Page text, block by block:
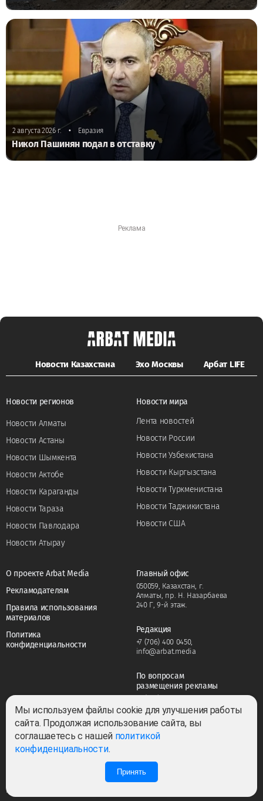
2 августа 2026 г. • Евразия
Никол Пашинян подал в отставку
Новости Казахстана Эхо Москвы Арбат LIFE
Новости регионов
Новости Алматы
Новости Астаны
Новости Шымкента
Новости Актобе
Новости Караганды
Новости Тараза
Новости Павлодара
Новости Атырау
Новости мира
Лента новостей
Новости России
Новости Узбекистана
Новости Кыргызстана
Новости Туркменистана
Новости Таджикистана
Новости США
О проекте Arbat Media
Рекламодателям
Правила использования
материалов
Политика
конфиденциальности
Главный офис
050059, Казахстан, г.
Алматы, пр. Н. Назарбаева
240 Г, 9-й этаж.
Редакция
+7 (706) 400 0450,
info@arbat.media
По вопросам
размещения рекламы
adv@arbat.media
Все права защищены ©2022-2026. Собственник — ТОО «ARBAT MEDIA
HOLDING». Cвидетельство СМИ №KZ23VPY00045884 от 11.02.2022
Мы используем файлы cookie для улучшения работы
сайта. Продолжая использование сайта, вы
соглашаетесь с нашей политикой
конфиденциальности.
Принять